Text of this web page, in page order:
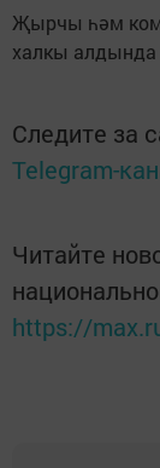
Җырчы һәм
халкы
Следите за
Telegram-
Читайте
https://